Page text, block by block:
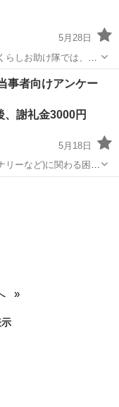
5月28日
んを1社限定で募集し
どなたでも歓迎です！
事者向けアンケー
、謝礼金3000円
5月18日
リーなど)に関わる困難
ート調査を行ってい